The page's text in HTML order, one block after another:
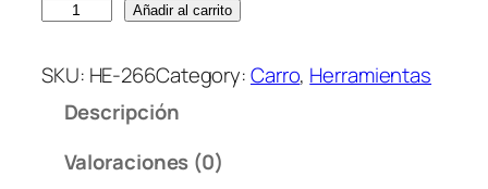
t
d
Añadir al carrito
SKU: HE-266Category:Carro, Herramientas
Descripción
Valoraciones (0)